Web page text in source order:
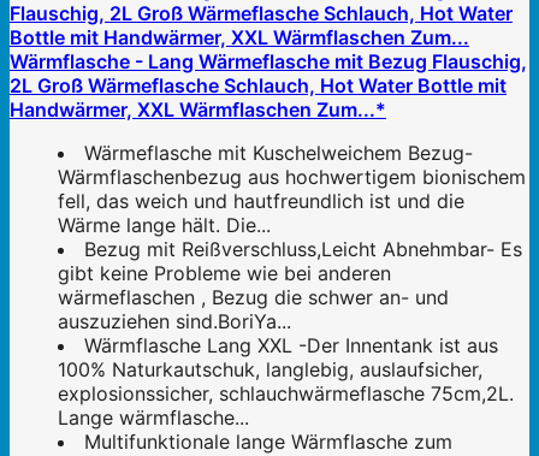
Wärmflasche - Lang Wärmeflasche mit Bezug Flauschig,
2L Groß Wärmeflasche Schlauch, Hot Water Bottle mit
Handwärmer, XXL Wärmflaschen Zum...*
Wärmeflasche mit Kuschelweichem Bezug-
Wärmflaschenbezug aus hochwertigem bionischem
fell, das weich und hautfreundlich ist und die
Wärme lange hält. Die...
Bezug mit Reißverschluss,Leicht Abnehmbar- Es
gibt keine Probleme wie bei anderen
wärmeflaschen , Bezug die schwer an- und
auszuziehen sind.BoriYa...
Wärmflasche Lang XXL -Der Innentank ist aus
100% Naturkautschuk, langlebig, auslaufsicher,
explosionssicher, schlauchwärmeflasche 75cm,2L.
Lange wärmflasche...
Multifunktionale lange Wärmflasche zum